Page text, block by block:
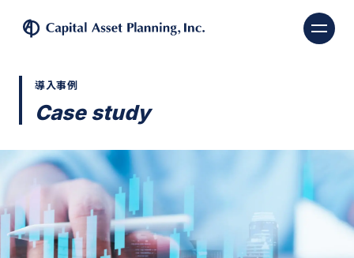
株式会社キャピタル・
導入事例
Case study